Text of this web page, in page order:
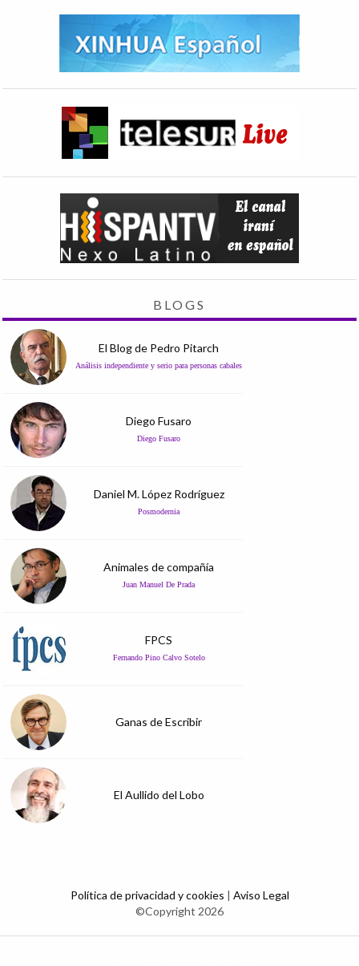
BLOGS
El Blog de Pedro Pitarch
Análisis independiente y serio para personas cabales
Diego Fusaro
Diego Fusaro
Daniel M. López Rodríguez
Posmodernia
Animales de compañía
Juan Manuel De Prada
FPCS
Fernando Pino Calvo Sotelo
Ganas de Escribir
El Aullido del Lobo
Política de privacidad y cookies | Aviso Legal
©Copyright 2026